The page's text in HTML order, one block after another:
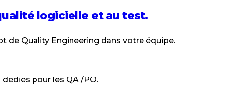
logicielle et au test.
de Quality Engineering dans votre équipe.
pour les QA /PO.